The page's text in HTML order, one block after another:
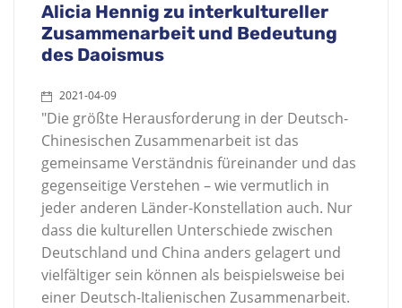
Alicia Hennig zu interkultureller
Zusammenarbeit und Bedeutung
des Daoismus
2021-04-09
"Die größte Herausforderung in der Deutsch-
Chinesischen Zusammenarbeit ist das
gemeinsame Verständnis füreinander und das
gegenseitige Verstehen – wie vermutlich in
jeder anderen Länder-Konstellation auch. Nur
dass die kulturellen Unterschiede zwischen
Deutschland und China anders gelagert und
vielfältiger sein können als beispielsweise bei
einer Deutsch-Italienischen Zusammenarbeit.